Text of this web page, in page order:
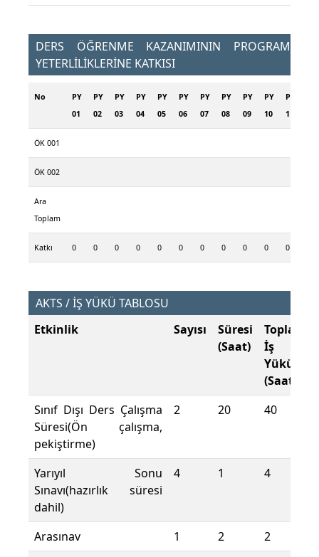
DERS ÖĞRENME KAZANIMININ PROGRAM
YETERLİLİKLERİNE KATKISI
No
PY
01
PY
02
PY
03
PY
04
PY
05
PY
06
PY
07
PY
08
PY
09
PY
10
PY
11
ÖK 001
ÖK 002
Ara
Toplam
Katkı 0 0 0 0 0 0 0 0 0 0 0
AKTS / İŞ YÜKÜ TABLOSU
Etkinlik
Sayısı
Süresi
(Saat)
Toplam
İş
Yükü
(Saat)
Sınıf Dışı Ders Çalışma
Süresi(Ön çalışma,
pekiştirme)
2 20 40
Yarıyıl Sonu
Sınavı(hazırlık süresi
dahil)
4 1 4
Arasınav 1 2
2